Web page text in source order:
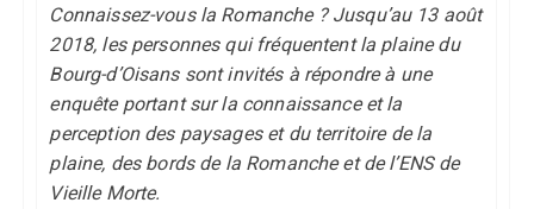
Connaissez-vous la Romanche ? Jusqu’au 13 août
2018, les personnes qui fréquentent la plaine du
Bourg-d’Oisans sont invités à répondre à une
enquête portant sur la connaissance et la
perception des paysages et du territoire de la
plaine, des bords de la Romanche et de l’ENS de
Vieille Morte.